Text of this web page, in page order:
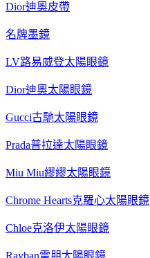
Dior迪奧皮帶
名牌墨鏡
LV路易威登太陽眼鏡
Dior迪奧太陽眼鏡
Gucci古馳太陽眼鏡
Prada普拉達太陽眼鏡
Miu Miu繆繆太陽眼鏡
Chrome Hearts克羅心太陽眼鏡
Chloe克洛伊太陽眼鏡
Rayban雷朋太陽眼鏡